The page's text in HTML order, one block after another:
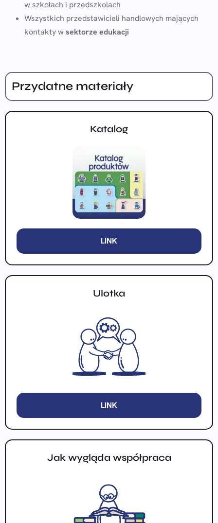
w szkołach i przedszkolach
Wszystkich przedstawicieli handlowych mających
kontakty wsektorze edukacji
Przydatne materiały
Katalog
LINK
Ulotka
LINK
Jak wygląda współpraca